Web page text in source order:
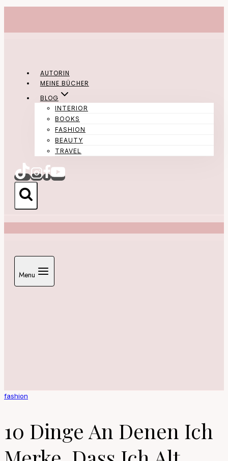
springen
AUTORIN
MEINE BÜCHER
BLOG
INTERIOR
BOOKS
FASHION
BEAUTY
TRAVEL
Menu
fashion
10 Dinge An Denen Ich